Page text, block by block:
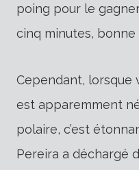
poing pour le
cinq minutes, bonne
Cependant, lorsque
est apparemment
polaire, c’est
Pereira a déchargé